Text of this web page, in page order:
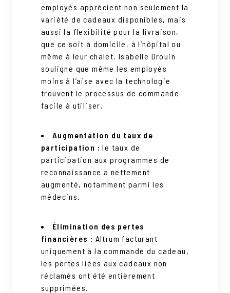
employés apprécient non seulement la
variété de cadeaux disponibles, mais
aussi la flexibilité pour la livraison,
que ce soit à domicile, à l’hôpital ou
même à leur chalet. Isabelle Drouin
souligne que même les employés
moins à l’aise avec la technologie
trouvent le processus de commande
facile à utiliser.
Augmentation du taux de
participation : le taux de
participation aux programmes de
reconnaissance a nettement
augmenté, notamment parmi les
médecins.
Élimination des pertes
financières : Altrum facturant
uniquement à la commande du cadeau,
les pertes liées aux cadeaux non
réclamés ont été entièrement
supprimées.